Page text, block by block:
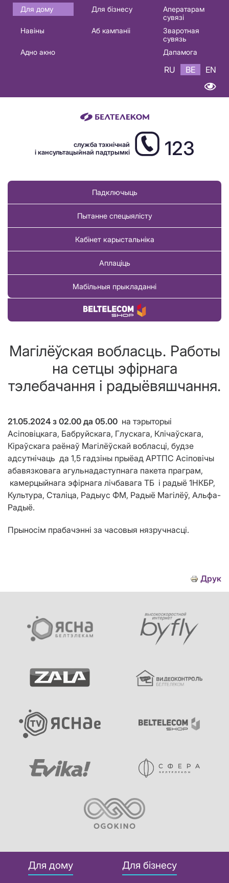
Основная
навигация
Для дому Для бізнесу
Аператарам
сувязі
Навіны
Аб кампаніі
Зваротная
сувязь
Адно акно
Дапамога
RU BE EN
служба тэхнічнай
і кансультацыйнай падтрымкі
123
Падключыць
Пытанне спецыялісту
Кабінет карыстальніка
Аплаціць
Мабільныя прыкладанні
Купіць тавар
Магілёўская вобласць. Работы
на сетцы эфірнага
тэлебачання і радыёвяшчання.
21.05.2024 з 02.00 да 05.00 на тэрыторыі
Асіповіцкага, Бабруйскага, Глускага, Клічаўскага,
Кіраўскага раёнаў Магілёўскай вобласці, будзе
адсутнічаць да 1,5 гадзіны прыёад АРТПС Асіповічы
абавязковага агульнадаступнага пакета праграм,
камерцыйнага эфірнага лічбавага ТБ і радыё 1НКБР,
Культура, Сталіца, Радыус ФМ, Радыё Магілёў, Альфа-
Радыё.
Прыносім прабачэнні за часовыя нязручнасці.
Друк
Для дому Для бізнесу